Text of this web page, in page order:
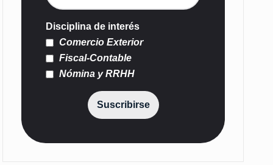
Disciplina de interés
Comercio Exterior
Fiscal-Contable
Nómina y RRHH
Suscribirse